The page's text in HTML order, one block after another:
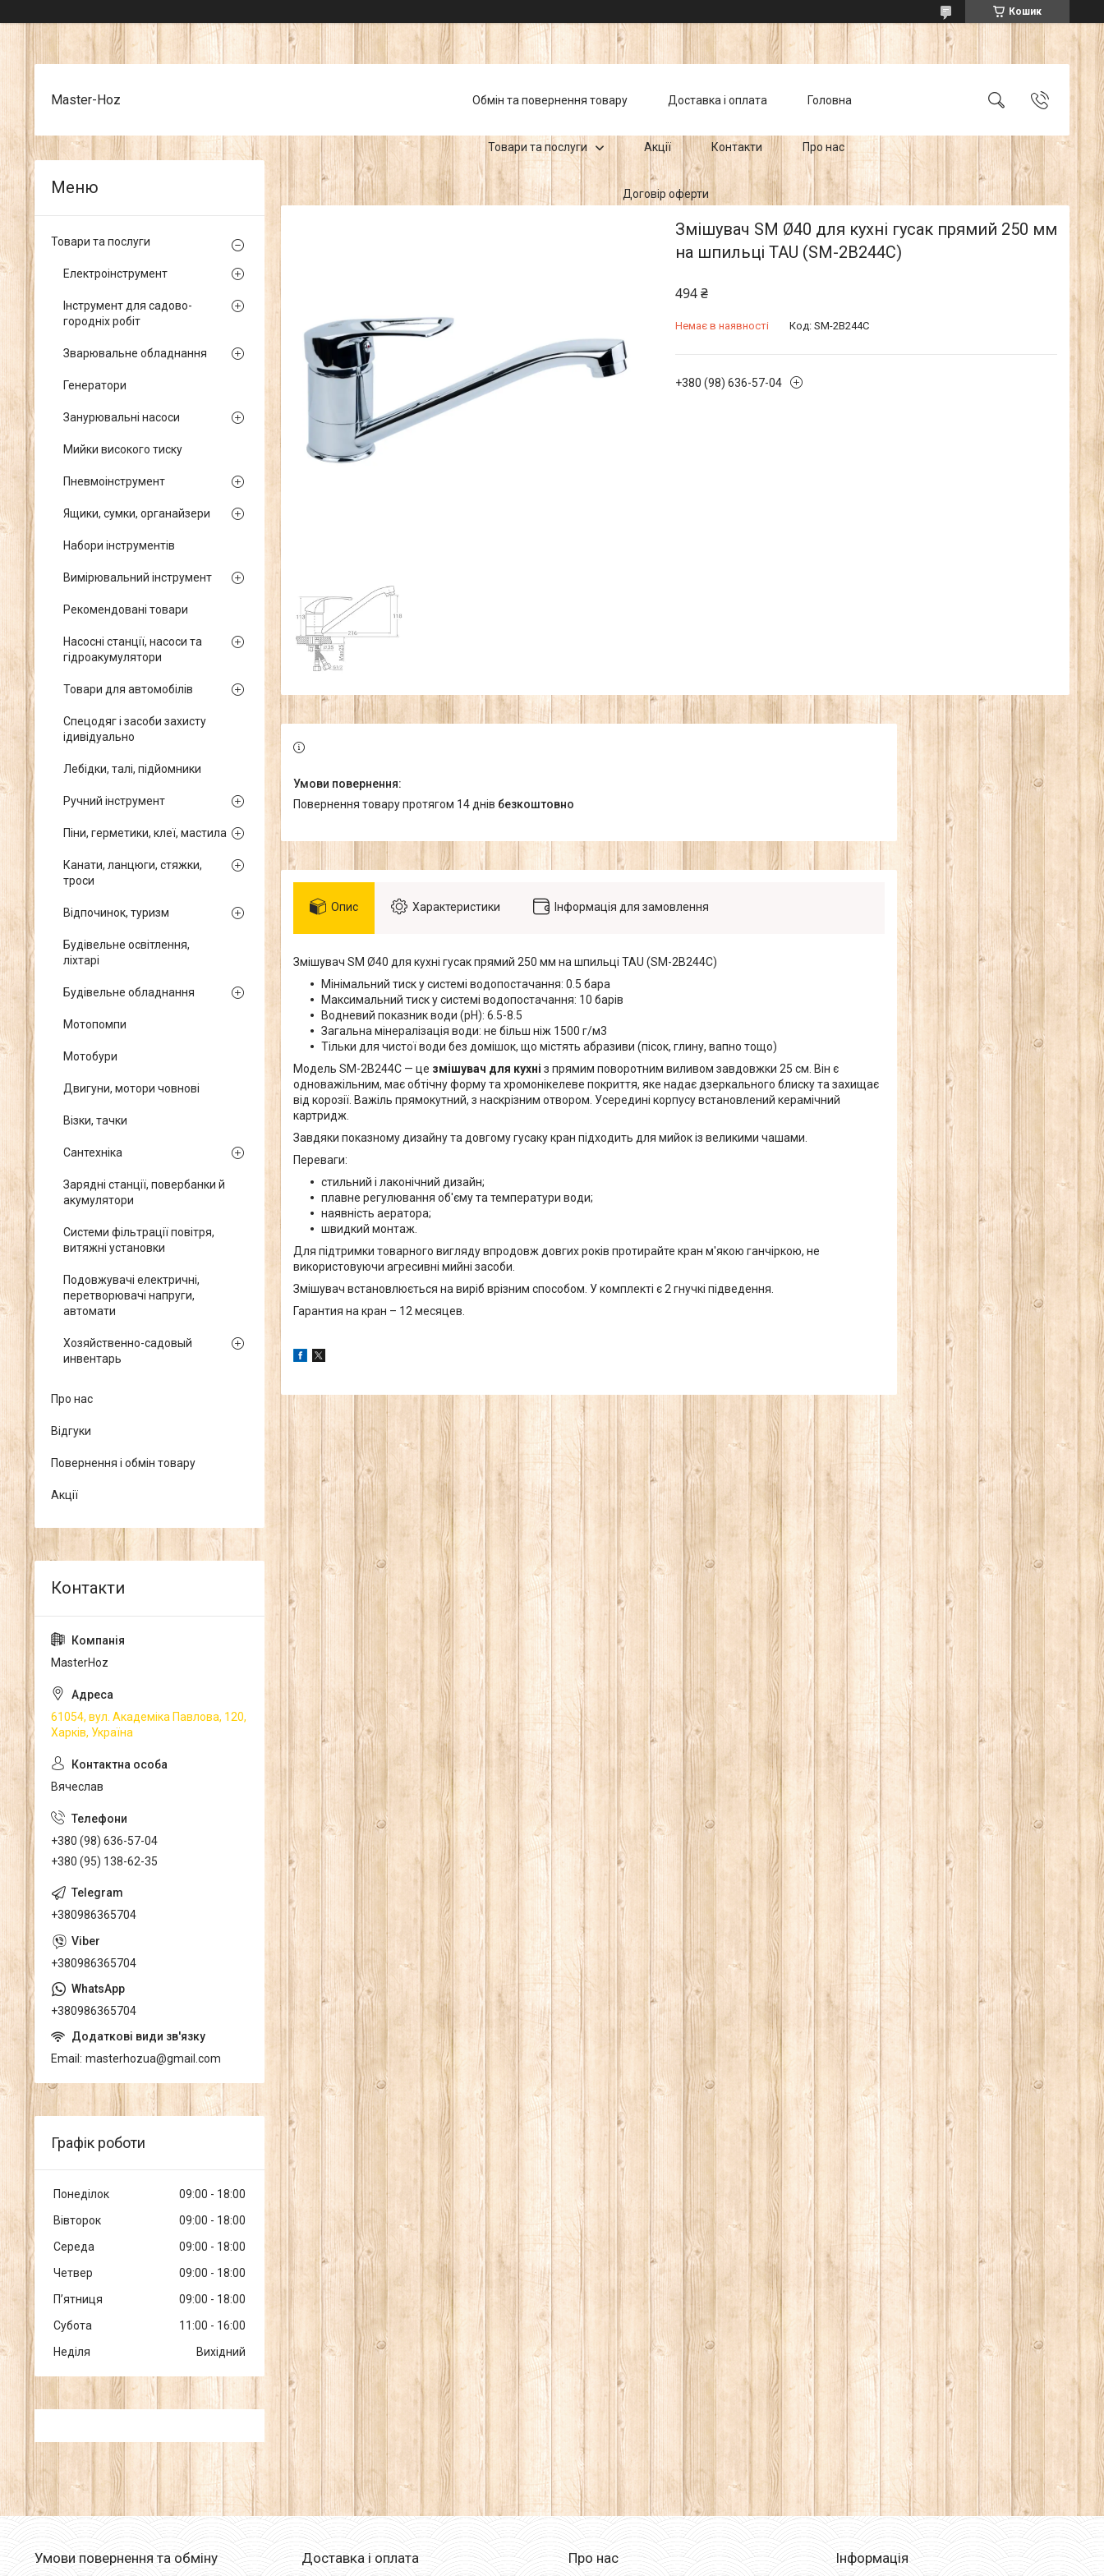
Кошик
Master-Hoz Обмін та повернення товару Доставка і оплата Головна
Товари та послуги Акції Контакти Про нас
Договір оферти
Змішувач SM Ø40 для кухні гусак прямий 250 мм
на шпильці TAU (SM-2B244C)
494 ₴
Немає в наявності Код: SM-2B244C
+380 (98) 636-57-04
повернення товару протягом 14 днів безкоштовно
Опис Характеристики Інформація для замовлення
Змішувач SM Ø40 для кухні гусак прямий 250 мм на шпильці TAU (SM-2B244C)
Мінімальний тиск у системі водопостачання: 0.5 бара
Максимальний тиск у системі водопостачання: 10 барів
Водневий показник води (pH): 6.5-8.5
Загальна мінералізація води: не більш ніж 1500 г/м3
Тільки для чистої води без домішок, що містять абразиви (пісок, глину, вапно тощо)
Модель SM-2B244C — це змішувач для кухні з прямим поворотним виливом завдовжки 25 см. Він є
одноважільним, має обтічну форму та хромонікелеве покриття, яке надає дзеркального блиску та захищає
від корозії. Важіль прямокутний, з наскрізним отвором. Усередині корпусу встановлений керамічний
картридж.
Завдяки показному дизайну та довгому гусаку кран підходить для мийок із великими чашами.
Переваги:
стильний і лаконічний дизайн;
плавне регулювання об'єму та температури води;
наявність аератора;
швидкий монтаж.
Для підтримки товарного вигляду впродовж довгих років протирайте кран м'якою ганчіркою, не
використовуючи агресивні мийні засоби.
Змішувач встановлюється на виріб врізним способом. У комплекті є 2 гнучкі підведення.
Гарантия на кран – 12 месяцев.
Товари та послуги
Електроінструмент
Інструмент для садово-
городніх робіт
Зварювальне обладнання
Генератори
Занурювальні насоси
Мийки високого тиску
Пневмоінструмент
Ящики, сумки, органайзери
Набори інструментів
Вимірювальний інструмент
Рекомендовані товари
Насосні станції, насоси та
гідроакумулятори
Товари для автомобілів
Спецодяг і засоби захисту
ідивідуально
Лебідки, талі, підйомники
Ручний інструмент
Піни, герметики, клеї, мастила
Канати, ланцюги, стяжки,
троси
Відпочинок, туризм
Будівельне освітлення,
ліхтарі
Будівельне обладнання
Мотопомпи
Мотобури
Двигуни, мотори човнові
Візки, тачки
Сантехніка
Зарядні станції, повербанки й
акумулятори
Системи фільтрації повітря,
витяжні установки
Подовжувачі електричні,
перетворювачі напруги,
автомати
Хозяйственно-садовый
инвентарь
Про нас
Відгуки
Повернення і обмін товару
Акції
MasterHoz
61054, вул. Академіка Павлова, 120,
Харків, Україна
Вячеслав
+380 (98) 636-57-04
+380 (95) 138-62-35
+380986365704
+380986365704
+380986365704
Email masterhozua@gmail.com
Графік роботи
Понеділок 09:00
18:00
Вівторок
09:00
18:00
Середа
09:00
18:00
Четвер
09:00
18:00
Пʼятниця
09:00
18:00
Субота
11:00
16:00
Неділя
Вихідний
Умови повернення та обміну Доставка і оплата Про нас Інформація